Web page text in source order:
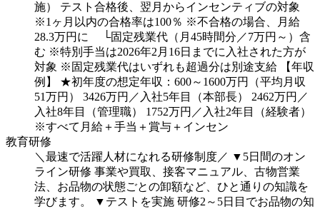
施）
テスト合格後、翌月からインセンティブの対象
※1ヶ月以内の合格率は100％ ※不合格の場合、月給
28.3万円に
└固定残業代（月45時間分／7万円～）含
む ※特別手当は2026年2月16日までに入社された方が
対象 ※固定残業代はいずれも超過分は別途支給
【年収
例】
★初年度の想定年収：600～1600万円（平均月収
51万円）
3426万円／入社5年目（本部長）
2462万円／
入社8年目（管理職）
1752万円／入社2年目（経験者）
※すべて月給＋手当＋賞与＋インセン
教育研修
＼最速で活躍人材になれる研修制度／ ▼5日間のオン
ライン研修 事業や買取、接客マニュアル、古物営業
法、お品物の状態ごとの卸額など、ひと通りの知識を
学びます。
▼テストを実施 研修2～5日目でお品物の知